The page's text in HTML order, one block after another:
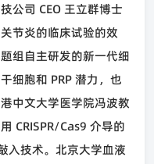
公司 CEO 王立群博士
节炎的临床试验的效
组自主研发的新一代细
细胞和 PRP潜力，也
中文大学医学院冯波教
CRISPR/Cas9 介导的
入技术。北京大学血液